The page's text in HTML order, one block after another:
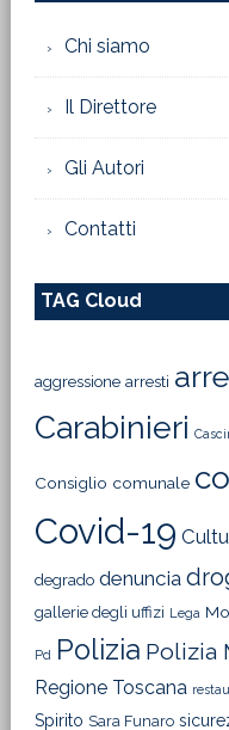
Chi siamo
Il Direttore
Gli Autori
Contatti
TAG Cloud
aggressione arresti
Carabinieri
Consiglio comunale
Covid-19
degrado denuncia
gallerie degli uffizi Lega
Pd Polizia Polizia
Regione Toscana
Spirito Sara Funaro